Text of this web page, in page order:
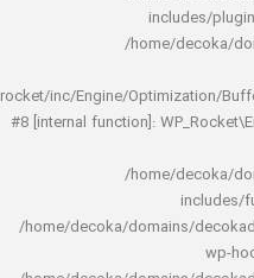
/
rocket/inc/Engine/
#8 [internal function]:
/
/home/decoka/